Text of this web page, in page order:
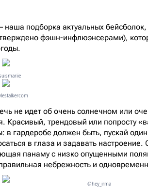
подборка актуальных
фэшн-инфлюэнсерами),
не идет об очень солнечном или
Красивый, трендовый или попросту
в гардеробе должен быть, пускай
в глаза и задавать
панаму с низко опущенными
небрежность и
@hey_irma